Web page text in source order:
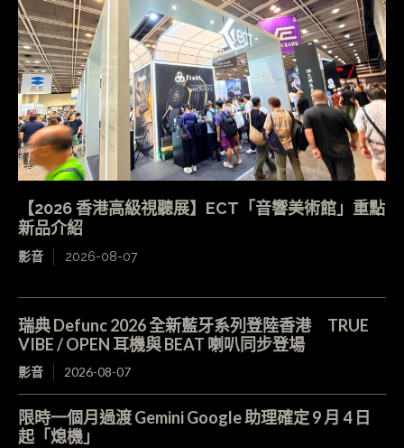
【2026 香港高級視聽展】ECT「音響美術館」重點
新品介紹
影音 2026-08-07
瑞典 Defunc 2026 全新藍牙系列登陸香港 TRUE
VIBE / OPEN 耳機與 BEAT 喇叭同步登場
影音 2026-08-07
限時一個月過渡 Gemini Google 助理確定 9 月 4 日
起「熄機」